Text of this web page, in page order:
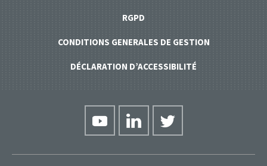
RGPD
CONDITIONS GENERALES DE GESTION
DÉCLARATION D’ACCESSIBILITÉ